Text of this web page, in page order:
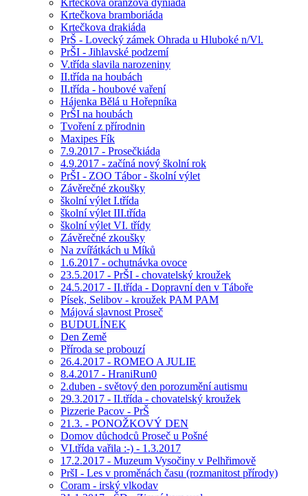
Krtečkova oranžová dýniáda
Krtečkova bramboriáda
Krtečkova drakiáda
PrŠ - Lovecký zámek Ohrada u Hluboké n/Vl.
PrŠI - Jihlavské podzemí
V.třída slavila narozeniny
II.třída na houbách
II.třída - houbové vaření
Hájenka Bělá u Hořepníka
PrŠI na houbách
Tvoření z přírodnin
Maxipes Fík
7.9.2017 - Prosečkiáda
4.9.2017 - začíná nový školní rok
PrŠI - ZOO Tábor - školní výlet
Závěrečné zkoušky
školní výlet I.třída
školní výlet III.třída
školní výlet VI. třídy
Závěrečné zkoušky
Na zvířátkách u Míků
1.6.2017 - ochutnávka ovoce
23.5.2017 - PrŠI - chovatelský kroužek
24.5.2017 - II.třída - Dopravní den v Táboře
Písek, Selibov - kroužek PAM PAM
Májová slavnost Proseč
BUDULÍNEK
Den Země
Příroda se probouzí
26.4.2017 - ROMEO A JULIE
8.4.2017 - HraniRun0
2.duben - světový den porozumění autismu
29.3.2017 - II.třída - chovatelský kroužek
Pizzerie Pacov - PrŠ
21.3. - PONOŽKOVÝ DEN
Domov důchodců Proseč u Pošné
VI.třída vařila :-) - 1.3.2017
17.2.2017 - Muzeum Vysočiny v Pelhřimově
PršI - Les v proměnách času (rozmanitost přírody)
Coram - irský vlkodav